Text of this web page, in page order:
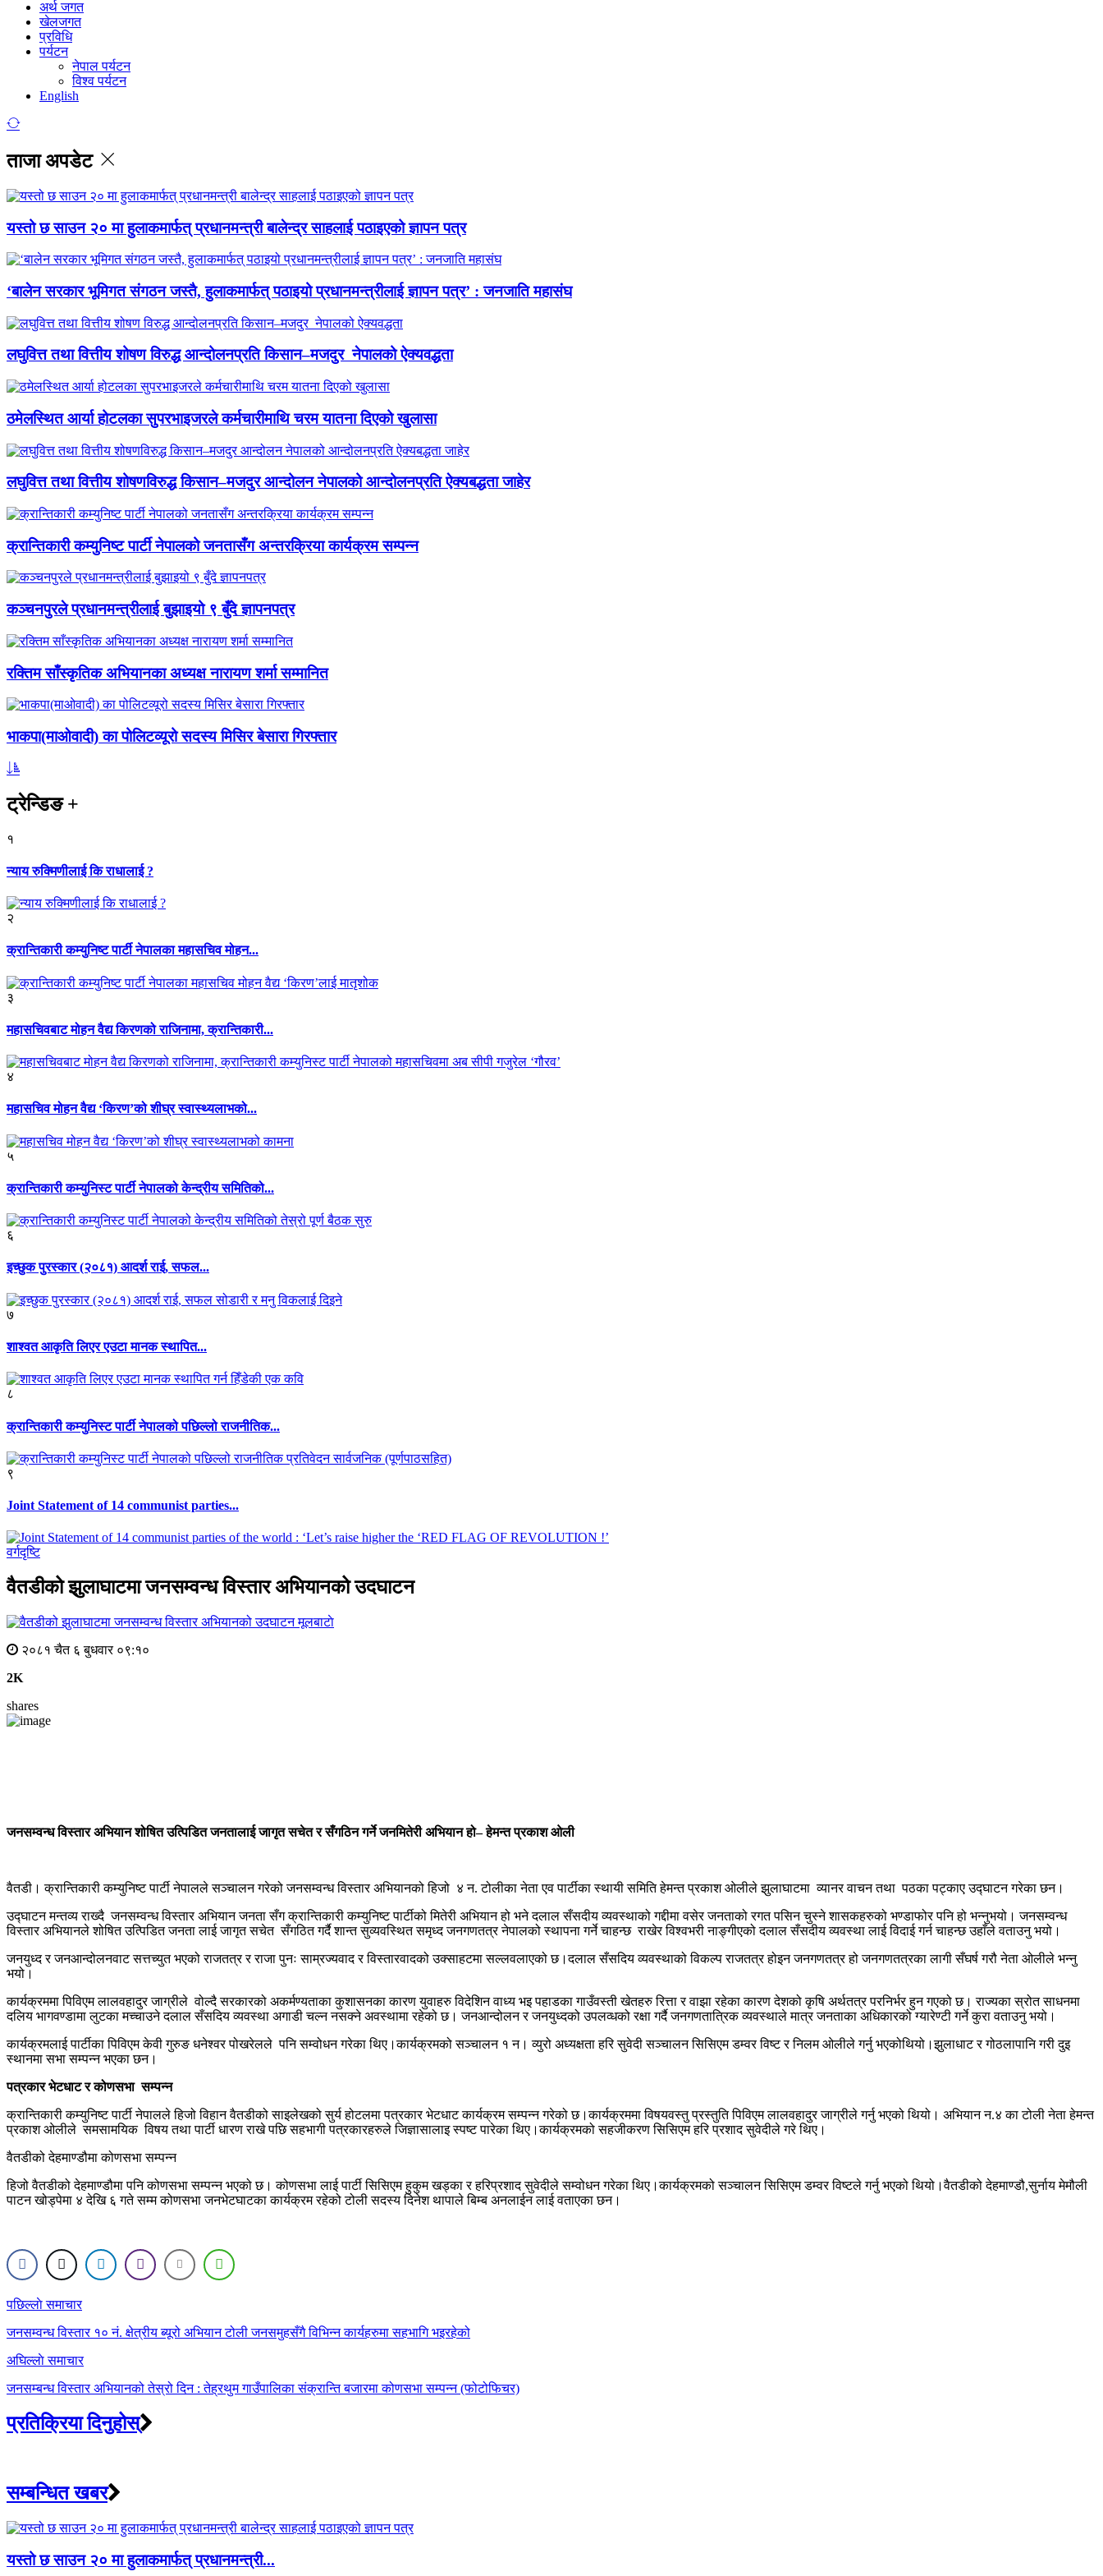
अर्थ जगत
खेलजगत
प्रविधि
पर्यटन
नेपाल पर्यटन
विश्व पर्यटन
English
ताजा अपडेट
यस्तो छ साउन २० मा हुलाकमार्फत् प्रधानमन्त्री बालेन्द्र साहलाई पठाइएको ज्ञापन पत्र
‘बालेन सरकार भूमिगत संगठन जस्तै, हुलाकमार्फत् पठाइयो प्रधानमन्त्रीलाई ज्ञापन पत्र’ : जनजाति महासंघ
लघुवित्त तथा वित्तीय शोषण विरुद्ध आन्दोलनप्रति किसान–मजदुर नेपालको ऐक्यवद्धता
ठमेलस्थित आर्या होटलका सुपरभाइजरले कर्मचारीमाथि चरम यातना दिएको खुलासा
लघुवित्त तथा वित्तीय शोषणविरुद्ध किसान–मजदुर आन्दोलन नेपालको आन्दोलनप्रति ऐक्यबद्धता जाहेर
क्रान्तिकारी कम्युनिष्ट पार्टी नेपालको जनतासँग अन्तरक्रिया कार्यक्रम सम्पन्न
कञ्चनपुरले प्रधानमन्त्रीलाई बुझाइयो ९ बुँदे ज्ञापनपत्र
रक्तिम साँस्कृतिक अभियानका अध्यक्ष नारायण शर्मा सम्मानित
भाकपा(माओवादी) का पोलिटव्यूरो सदस्य मिसिर बेसारा गिरफ्तार
ट्रेन्डिङ+
१
न्याय रुक्मिणीलाई कि राधालाई ?
२
क्रान्तिकारी कम्युनिष्ट पार्टी नेपालका महासचिव मोहन...
३
महासचिवबाट मोहन वैद्य किरणको राजिनामा, क्रान्तिकारी...
४
महासचिव मोहन वैद्य ‘किरण’को शीघ्र स्वास्थ्यलाभको...
५
क्रान्तिकारी कम्युनिस्ट पार्टी नेपालको केन्द्रीय समितिको...
६
इच्छुक पुरस्कार (२०८१) आदर्श राई, सफल...
७
शाश्वत आकृति लिएर एउटा मानक स्थापित...
८
क्रान्तिकारी कम्युनिस्ट पार्टी नेपालको पछिल्लो राजनीतिक...
९
Joint Statement of 14 communist parties...
वर्गदृष्टि
वैतडीको झुलाघाटमा जनसम्वन्ध विस्तार अभियानको उदघाटन
मूलबाटाे
२०८१ चैत ६ बुधवार ०९:१०
2K
shares
जनसम्वन्ध विस्तार अभियान शोषित उत्पिडित जनतालाई जागृत सचेत र सँगठिन गर्ने जनमितेरी अभियान हो–हेमन्त प्रकाश ओली
वैतडी। क्रान्तिकारी कम्युनिष्ट पार्टी नेपालले सञ्चालन गरेको जनसम्वन्ध विस्तार अभियानको हिजो ४ न. टोलीका नेता एव पार्टीका स्थायी समिति हेमन्त प्रकाश ओलीले झुलाघाटमा व्यानर वाचन तथा पठका पट्काए उद्घाटन गरेका छन।
उद्घाटन मन्तव्य राख्दै जनसम्वन्ध विस्तार अभियान जनता सँग क्रान्तिकारी कम्युनिष्ट पार्टीको मितेरी अभियान हो भने दलाल सँसदीय व्यवस्थाको गद्दीमा वसेर जनताको रगत पसिन चुस्ने शासकहरुको भण्डाफोर पनि हो भन्नुभयो। जनसम्वन्ध
विस्तार अभियानले शोषित उत्पिडित जनता लाई जागृत सचेत सँगठित गर्दै शान्त सुव्यवस्थित समृध्द जनगणतत्र नेपालको स्थापना गर्ने चाहन्छ राखेर विश्वभरी नाङ्गीएको दलाल सँसदीय व्यवस्था लाई विदाई गर्न चाहन्छ उहाँले वताउनु भयो।
जनयुध्द र जनआन्दोलनवाट सत्तच्युत भएको राजतत्र र राजा पुनः साम्रज्यवाद र विस्तारवादको उक्साहटमा सल्लवलाएको छ।दलाल सँसदिय व्यवस्थाको विकल्प राजतत्र होइन जनगणतत्र हो जनगणतत्रका लागी सँघर्ष गरौ नेता ओलीले भन्नु
भयो।
कार्यक्रममा पिविएम लालवहादुर जाग्रीले वोल्दै सरकारको अकर्मण्यताका कुशासनका कारण युवाहरु विदेशिन वाध्य भइ पहाडका गाउँवस्ती खेतहरु रित्ता र वाझा रहेका कारण देशको कृषि अर्थतत्र परनिर्भर हुन गएको छ। राज्यका स्रोत साधनमा
दलिय भागवण्डामा लुटका मच्चाउने दलाल सँसदिय व्यवस्था अगाडी चल्न नसक्ने अवस्थामा रहेको छ। जनआन्दोलन र जनयुध्दको उपलव्धको रक्षा गर्दै जनगणतात्रिक व्यवस्थाले मात्र जनताका अधिकारको ग्यारेण्टी गर्ने कुरा वताउनु भयो।
कार्यक्रमलाई पार्टीका पिविएम केवी गुरुङ धनेश्वर पोखरेलले पनि सम्वोधन गरेका थिए।कार्यक्रमको सञ्चालन १ न। व्युरो अध्यक्षता हरि सुवेदी सञ्चालन सिसिएम डम्वर विष्ट र निलम ओलीले गर्नु भएकोथियो।झुलाधाट र गोठलापानि गरी दुइ
स्थानमा सभा सम्पन्न भएका छन।
पत्रकार भेटधाट र कोणसभा सम्पन्न
क्रान्तिकारी कम्युनिष्ट पार्टी नेपालले हिजो विहान वैतडीको साइलेखको सुर्य होटलमा पत्रकार भेटधाट कार्यक्रम सम्पन्न गरेको छ।कार्यक्रममा विषयवस्तु प्रस्तुति पिविएम लालवहादुर जाग्रीले गर्नु भएको थियो। अभियान न.४ का टोली नेता हेमन्त
प्रकाश ओलीले समसामयिक विषय तथा पार्टी धारण राखे पछि सहभागी पत्रकारहरुले जिज्ञासालाइ स्पष्ट पारेका थिए।कार्यक्रमको सहजीकरण सिसिएम हरि प्रशाद सुवेदीले गरे थिए।
वैतडीको देहमाण्डौमा कोणसभा सम्पन्न
हिजो वैतडीको देहमाण्डौमा पनि कोणसभा सम्पन्न भएको छ। कोणसभा लाई पार्टी सिसिएम हुकुम खड्का र हरिप्रशाद सुवेदीले सम्वोधन गरेका थिए।कार्यक्रमको सञ्चालन सिसिएम डम्वर विष्टले गर्नु भएको थियो।वैतडीको देहमाण्डौ,सुर्नाय मेमौली
पाटन खोड्पेमा ४ देखि ६ गते सम्म कोणसभा जनभेटघाटका कार्यक्रम रहेको टोली सदस्य दिनेश थापाले बिम्ब अनलाईन लाई वताएका छन।
Post
navigation
पछिल्लाे समाचार
जनसम्वन्ध विस्तार १० नं. क्षेत्रीय ब्यूरो अभियान टोली जनसमुहसँगै विभिन्न कार्यहरुमा सहभागि भइरहेको
अघिल्लाे समाचार
जनसम्बन्ध विस्तार अभियानको तेस्रो दिन : तेह्रथुम गाउँपालिका संक्रान्ति बजारमा कोणसभा सम्पन्न (फोटोफिचर)
प्रतिक्रिया दिनुहोस्
सम्बन्धित खबर
यस्तो छ साउन २० मा हुलाकमार्फत् प्रधानमन्त्री...